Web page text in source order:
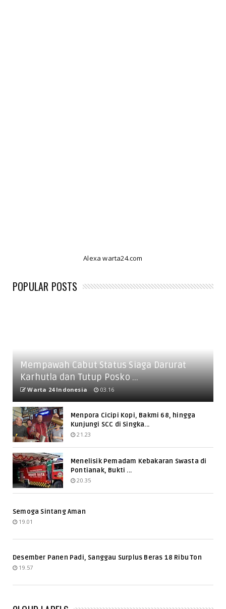
Alexa warta24.com
POPULAR POSTS
Mempawah Cabut Status Siaga Darurat
Karhutla dan Tutup Posko ...
Warta 24 Indonesia 03.16
Menpora Cicipi Kopi, Bakmi 68, hingga
Kunjungi SCC di Singka...
21.23
Menelisik Pemadam Kebakaran Swasta di
Pontianak, Bukti ...
20.35
Semoga Sintang Aman
19.01
Desember Panen Padi, Sanggau Surplus Beras 18 Ribu Ton
19.57